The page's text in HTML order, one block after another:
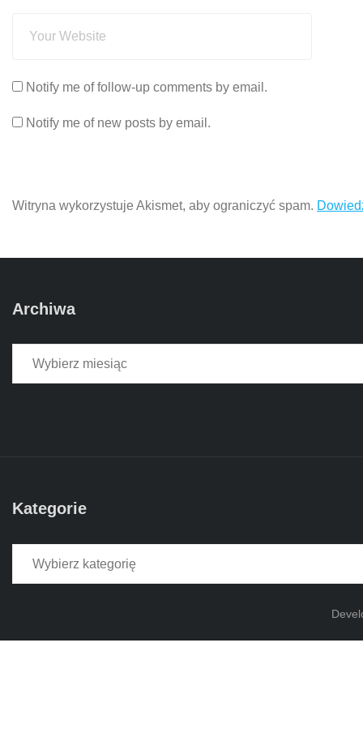
Notify me of follow-up comments by email.
Notify me of new posts by email.
Witryna wykorzystuje Akismet, aby ograniczyć spam.
Archiwa
Kategorie
Kategorie